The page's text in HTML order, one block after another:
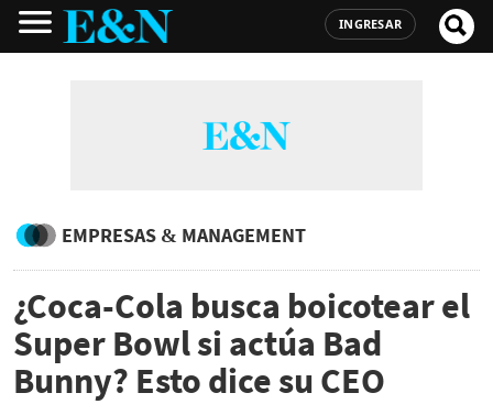
INGRESAR
EMPRESAS & MANAGEMENT
¿Coca-Cola busca boicotear el
Super Bowl si actúa Bad
Bunny? Esto dice su CEO